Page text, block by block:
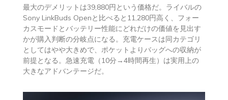
最大のデメリットは39,880円という価格だ。ライバルの
Sony LinkBuds Openと比べると11,280円高く、フォー
カスモードとバッテリー性能にどれだけの価値を見出す
かが購入判断の分岐点になる。充電ケースは同カテゴリ
としてはやや大きめで、ポケットよりバッグへの収納が
前提となる。急速充電（10分→4時間再生）は実用上の
大きなアドバンテージだ。